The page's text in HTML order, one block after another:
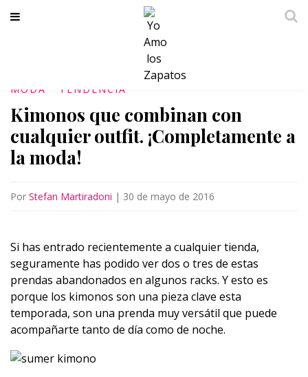
MODA TENDENCIA
Kimonos que combinan con
cualquier outfit. ¡Completamente a
la moda!
Por Stefan Martiradoni | 30 de mayo de 2016
Si has entrado recientemente a cualquier tienda,
seguramente has podido ver dos o tres de estas
prendas abandonados en algunos racks. Y esto es
porque los kimonos son una pieza clave esta
temporada, son una prenda muy versátil que puede
acompañarte tanto de día como de noche.